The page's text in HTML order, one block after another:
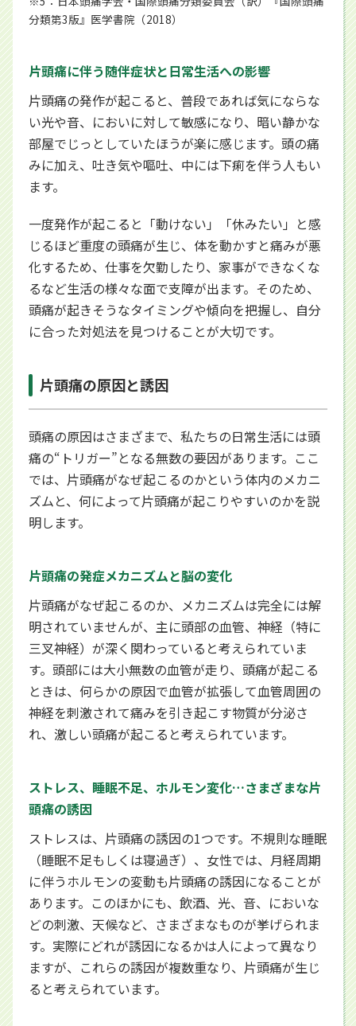
分類第3版』医学書院（2018）
片頭痛に伴う随伴症状と日常生活への影響
片頭痛の発作が起こると、普段であれば気にならな
い光や音、においに対して敏感になり、暗い静かな
部屋でじっとしていたほうが楽に感じます。頭の痛
みに加え、吐き気や嘔吐、中には下痢を伴う人もい
ます。
一度発作が起こると「動けない」「休みたい」と感
じるほど重度の頭痛が生じ、体を動かすと痛みが悪
化するため、仕事を欠勤したり、家事ができなくな
るなど生活の様々な面で支障が出ます。そのため、
頭痛が起きそうなタイミングや傾向を把握し、自分
に合った対処法を見つけることが大切です。
片頭痛の原因と誘因
頭痛の原因はさまざまで、私たちの日常生活には頭
痛の“トリガー”となる無数の要因があります。ここ
では、片頭痛がなぜ起こるのかという体内のメカニ
ズムと、何によって片頭痛が起こりやすいのかを説
明します。
片頭痛の発症メカニズムと脳の変化
片頭痛がなぜ起こるのか、メカニズムは完全には解
明されていませんが、主に頭部の血管、神経（特に
三叉神経）が深く関わっていると考えられていま
す。頭部には大小無数の血管が走り、頭痛が起こる
ときは、何らかの原因で血管が拡張して血管周囲の
神経を刺激されて痛みを引き起こす物質が分泌さ
れ、激しい頭痛が起こると考えられています。
ストレス、睡眠不足、ホルモン変化…さまざまな片
頭痛の誘因
ストレスは、片頭痛の誘因の1つです。不規則な睡眠
（睡眠不足もしくは寝過ぎ）、女性では、月経周期
に伴うホルモンの変動も片頭痛の誘因になることが
あります。このほかにも、飲酒、光、音、においな
どの刺激、天候など、さまざまなものが挙げられま
す。実際にどれが誘因になるかは人によって異なり
ますが、これらの誘因が複数重なり、片頭痛が生じ
ると考えられています。